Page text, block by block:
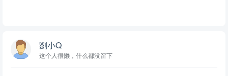
劉小Q
这个人很懒，什么都没留下